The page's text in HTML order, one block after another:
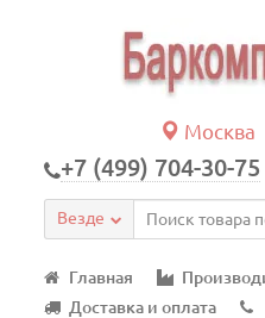
Москва
+7 (499) 704-30-75
Везде
Главная
Доставка и оплата